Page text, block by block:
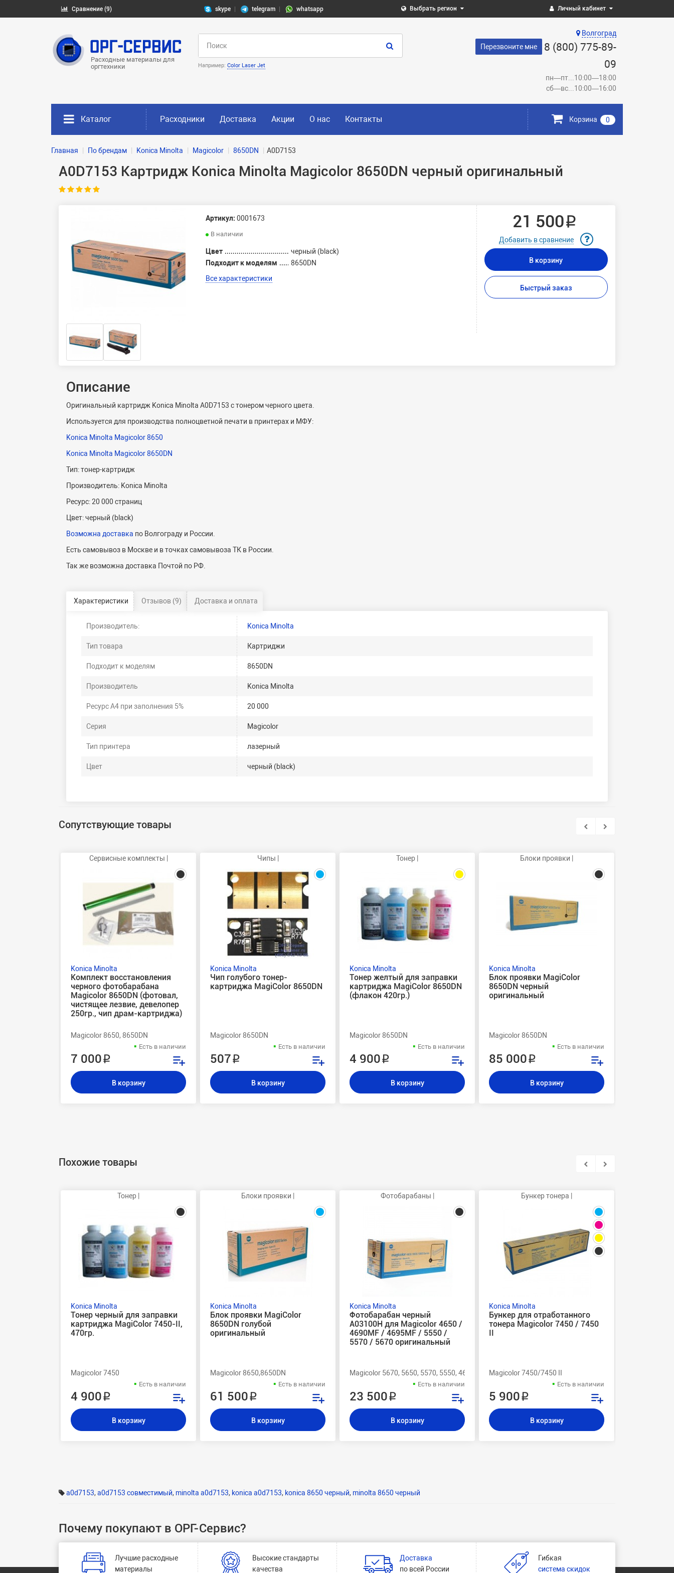
Сравнение (9) skype telegram whatsapp Выбрать регион Личный кабинет
Расходные материалы для
оргтехники
Например: Color Laser Jet
Волгоград
Перезвоните мне
8 (800) 775-89-
09
пн—пт...10:00—18:00
сб—вс...10:00—16:00
Каталог Расходники Доставка Акции О нас Контакты Корзина 0
Главная По брендам Konica Minolta Magicolor 8650DN A0D7153
A0D7153 Картридж Konica Minolta Magicolor 8650DN черный оригинальный
Артикул: 0001673
В наличии
Цвет
черный (black)
Подходит к моделям
8650DN
Все характеристики
21 500 ₽
Добавить в сравнение
В корзину
Быстрый заказ
Описание
Оригинальный картридж Konica Minolta A0D7153 с тонером черного цвета.
Используется для производства полноцветной печати в принтерах и МФУ:
Konica Minolta Magicolor 8650
Konica Minolta Magicolor 8650DN
Тип: тонер-картридж
Производитель: Konica Minolta
Ресурс: 20 000 страниц
Цвет: черный (black)
Возможна доставка по Волгограду и России.
Есть самовывоз в Москве и в точках самовывоза ТК в России.
Так же возможна доставка Почтой по РФ.
Характеристики Отзывов (9) Доставка и оплата
Производитель: Konica Minolta
Тип товара Картриджи
Подходит к моделям 8650DN
Производитель Konica Minolta
Ресурс А4 при заполнения 5% 20 000
Серия Magicolor
Тип принтера лазерный
Цвет черный (black)
Сопутствующие товары
Сервисные комплекты |
Konica Minolta
Комплект восстановления
черного фотобарабана
Magicolor 8650DN (фотовал,
чистящее лезвие, девелопер
250гр., чип драм-картриджа)
Magicolor 8650, 8650DN
Есть в наличии
7 000 ₽
В корзину
Чипы |
Konica Minolta
Чип голубого тонер-
картриджа MagiColor 8650DN
Magicolor 8650DN
Есть в наличии
507 ₽
В корзину
Тонер |
Konica Minolta
Тонер желтый для заправки
картриджа MagiColor 8650DN
(флакон 420гр.)
Magicolor 8650DN
Есть в наличии
4 900 ₽
В корзину
Блоки проявки |
Konica Minolta
Блок проявки MagiColor
8650DN черный
оригинальный
Magicolor 8650DN
Есть в наличии
85 000 ₽
В корзину
Похожие товары
Тонер |
Konica Minolta
Тонер черный для заправки
картриджа MagiColor 7450-II,
470гр.
Magicolor 7450
Есть в наличии
4 900 ₽
В корзину
Блоки проявки |
Konica Minolta
Блок проявки MagiColor
8650DN голубой
оригинальный
Magicolor 8650,8650DN
Есть в наличии
61 500 ₽
В корзину
Фотобарабаны |
Konica Minolta
Фотобарабан черный
A03100H для Magicolor 4650 /
4690MF / 4695MF / 5550 /
5570 / 5670 оригинальный
Magicolor 5670, 5650, 5570, 5550, 4695, 4690, 4650
Есть в наличии
23 500 ₽
В корзину
Бункер тонера |
Konica Minolta
Бункер для отработанного
тонера Magicolor 7450 / 7450
Magicolor 7450/7450 II
Есть в наличии
5 900 ₽
В корзину
a0d7153, a0d7153 совместимый, minolta a0d7153, konica a0d7153, konica 8650 черный, minolta 8650 черный
Почему покупают в ОРГ-Сервис?
Лучшие расходные
материалы
Высокие стандарты
качества
Доставка
по всей России
Гибкая
система скидок